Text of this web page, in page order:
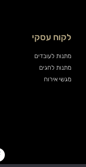
לקוח עסקי
מתנות לעובדים
מתנות לחגים
מגשי אירוח